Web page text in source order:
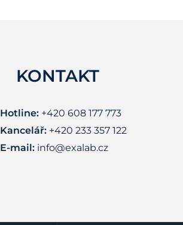
KONTAKT
Hotline: +420 608 177 773
Kancelář: +420 233 357 122
E-mail: info@exalab.cz